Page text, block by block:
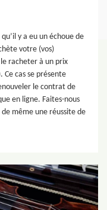
y a eu un échoue de
votre (vos)
racheter à un prix
cas se présente
le contrat de
en ligne. Faites-nous
même une réussite de